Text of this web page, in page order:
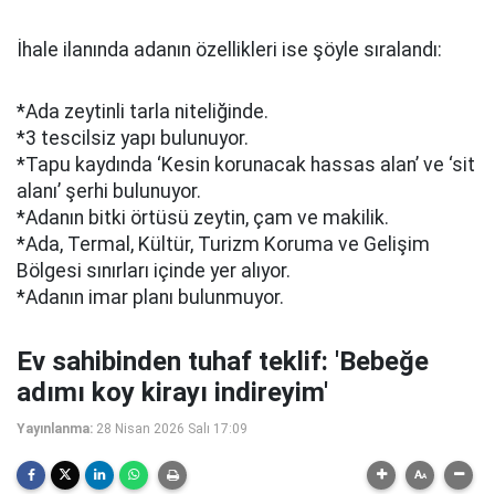
İhale ilanında adanın özellikleri ise şöyle sıralandı:
*Ada zeytinli tarla niteliğinde.
*3 tescilsiz yapı bulunuyor.
*Tapu kaydında ‘Kesin korunacak hassas alan’ ve ‘sit
alanı’ şerhi bulunuyor.
*Adanın bitki örtüsü zeytin, çam ve makilik.
*Ada, Termal, Kültür, Turizm Koruma ve Gelişim
Bölgesi sınırları içinde yer alıyor.
*Adanın imar planı bulunmuyor.
Ev sahibinden tuhaf teklif: 'Bebeğe
adımı koy kirayı indireyim'
Yayınlanma: 28 Nisan 2026 Salı 17:09